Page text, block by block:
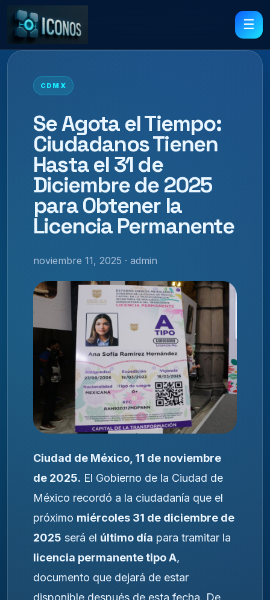
☰
CDMX
Se Agota el Tiempo:
Ciudadanos Tienen
Hasta el 31 de
Diciembre de 2025
para Obtener la
Licencia Permanente
noviembre 11, 2025 · admin
Ciudad de México, 11 de noviembre
de 2025. El Gobierno de la Ciudad de
México recordó a la ciudadanía que el
próximo miércoles 31 de diciembre de
2025 será el último día para tramitar la
licencia permanente tipo A,
documento que dejará de estar
disponible después de esta fecha. De